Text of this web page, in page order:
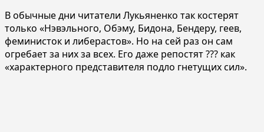
В обычные дни читатели Лукьяненко так костерят
только «Нэвэльного, Обэму, Бидона, Бендеру, геев,
феминисток и либерастов». Но на сей раз он сам
огребает за них за всех. Его даже репостят ??? как
«характерного представителя подло гнетущих сил».